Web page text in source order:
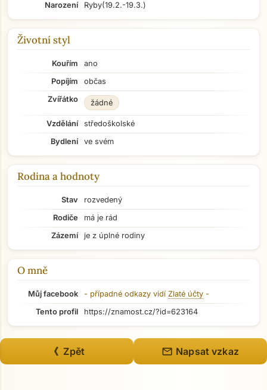
Přejít na hlavní obsah
Narození
Ryby(19.2.-19.3.)
Životní styl
Kouřím
ano
Popíjím
občas
Zvířátko
žádné
Vzdělání
středoškolské
Bydlení
ve svém
Rodina a hodnoty
Stav
rozvedený
Rodiče
má je rád
Zázemí
je z úplné rodiny
O mně
Můj facebook - případné odkazy vidí Zlaté účty -
Tento profil
https://znamost.cz/?id=623164
《 Zpět mail Napsat vzkaz